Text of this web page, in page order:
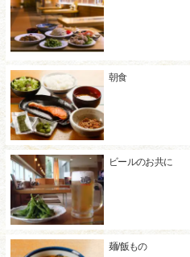
朝食
ビールのお共に
麺/飯もの